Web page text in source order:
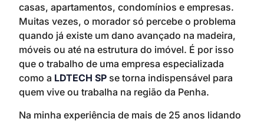
casas, apartamentos, condomínios e empresas.
Muitas vezes, o morador só percebe o problema
quando já existe um dano avançado na madeira,
móveis ou até na estrutura do imóvel. É por isso
que o trabalho de uma empresa especializada
como a LDTECH SP se torna indispensável para
quem vive ou trabalha na região da Penha.
Na minha experiência de mais de 25 anos lidando